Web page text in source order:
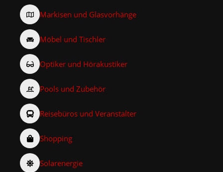
Markisen und Glasvorhänge
Möbel und Tischler
Optiker und Hörakustiker
Pools und Zubehör
Reisebüros und Veranstalter
Shopping
Solarenergie